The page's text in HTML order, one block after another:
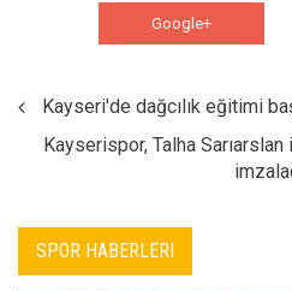
Google+
Kayseri'de dağcılık eğitimi
Kayserispor, Talha
SPOR HABERLERI